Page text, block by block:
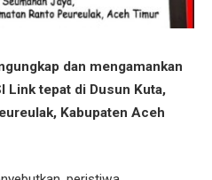
dan mengamankan
Link tepat di Dusun Kuta,
Kabupaten Aceh